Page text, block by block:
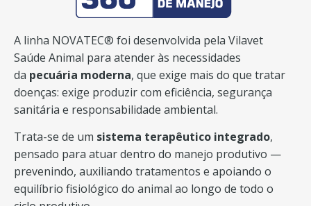
A linha NOVATEC® foi desenvolvida pela Vilavet
Saúde Animal para atender às necessidades
da pecuária moderna, que exige mais do que tratar
doenças: exige produzir com eficiência, segurança
sanitária e responsabilidade ambiental.
Trata-se de um sistema terapêutico integrado,
pensado para atuar dentro do manejo produtivo —
prevenindo, auxiliando tratamentos e apoiando o
equilíbrio fisiológico do animal ao longo de todo o